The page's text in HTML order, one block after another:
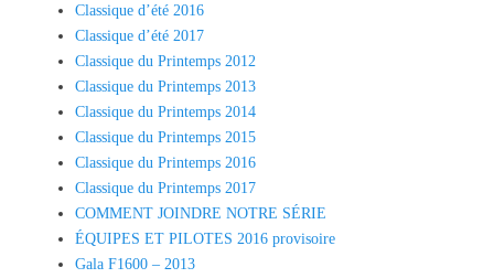
Classique d’été 2016
Classique d’été 2017
Classique du Printemps 2012
Classique du Printemps 2013
Classique du Printemps 2014
Classique du Printemps 2015
Classique du Printemps 2016
Classique du Printemps 2017
COMMENT JOINDRE NOTRE SÉRIE
ÉQUIPES ET PILOTES 2016 provisoire
Gala F1600 – 2013